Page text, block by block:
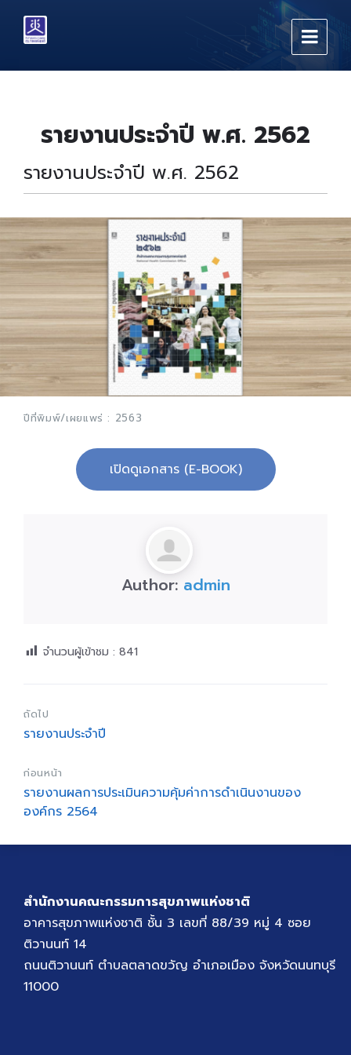
content
main
footer
รายงานประจำปี พ.ศ. 2562
รายงานประจำปี พ.ศ. 2562
ปีที่พิมพ์/เผยแพร่ : 2563
เปิดดูเอกสาร (E-BOOK)
Author: admin
จำนวนผู้เข้าชม : 841
ถัดไป
รายงานประจำปี
ก่อนหน้า
รายงานผลการประเมินความคุ้มค่าการดำเนินงานของ
องค์กร 2564
สำนักงานคณะกรรมการสุขภาพแห่งชาติ
อาคารสุขภาพแห่งชาติ ชั้น 3 เลขที่ 88/39 หมู่ 4 ซอย
ติวานนท์ 14
ถนนติวานนท์ ตำบลตลาดขวัญ อำเภอเมือง จังหวัดนนทบุรี
11000